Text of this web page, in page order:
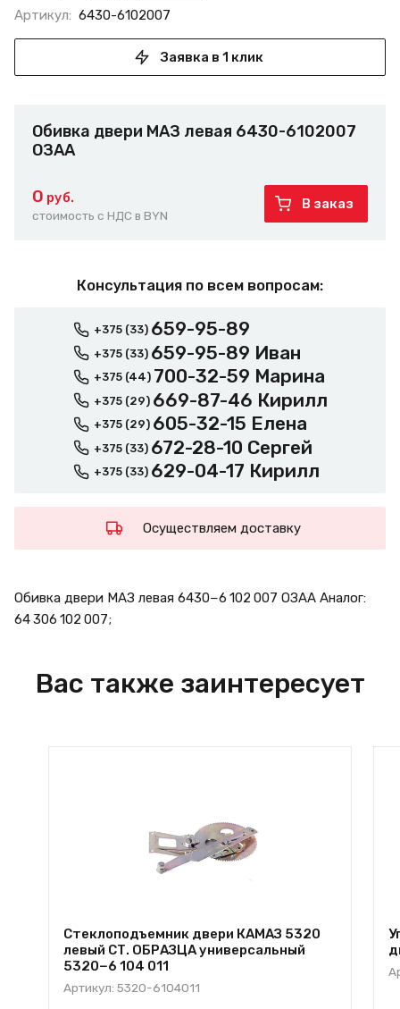
Артикул: 6430-6102007
Заявка в 1 клик
Обивка двери МАЗ левая 6430-6102007
ОЗАА
0 руб.
стоимость с НДС в BYN
В заказ
Консультация по всем вопросам:
+375 (33) 659-95-89
+375 (33) 659-95-89 Иван
+375 (44) 700-32-59 Марина
+375 (29) 669-87-46 Кирилл
+375 (29) 605-32-15 Елена
+375 (33) 672-28-10 Сергей
+375 (33) 629-04-17 Кирилл
Осуществляем доставку
Обивка двери МАЗ левая 6430−6 102 007 ОЗАА Аналог:
64 306 102 007;
Вас также заинтересует
Стеклоподъемник двери КАМАЗ 5320
левый СТ. ОБРАЗЦА универсальный
5320−6 104 011
Артикул: 5320-6104011